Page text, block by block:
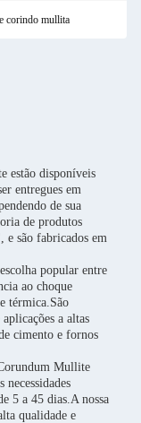
corindo mullita
estão disponíveis
entregues em
de sua
de produtos
são fabricados em
popular entre
ao choque
térmica.São
a altas
cimento e fornos
Mullite
necessidades
5 a 45 dias.A nossa
qualidade e